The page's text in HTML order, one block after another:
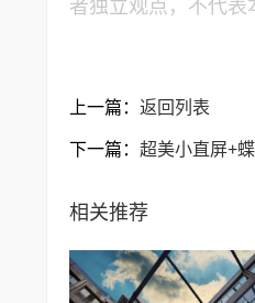
者独立观点，不代表
上一篇： 返回列表
下一篇： 超美小直屏+
相关推荐